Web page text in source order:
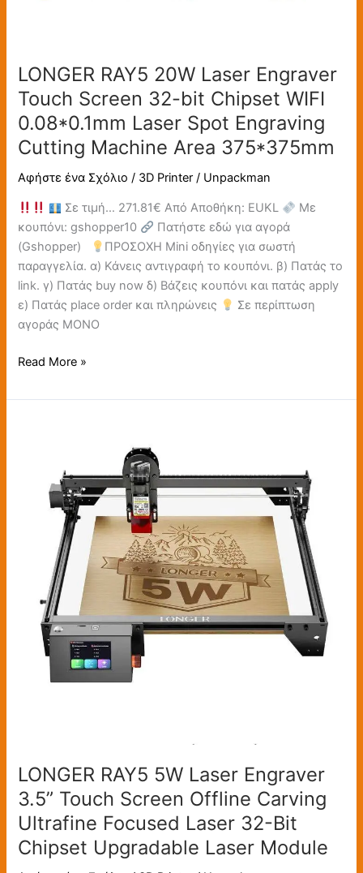
LONGER RAY5 20W Laser Engraver
Touch Screen 32-bit Chipset WIFI
0.08*0.1mm Laser Spot Engraving
Cutting Machine Area 375*375mm
Αφήστε ένα Σχόλιο / 3D Printer / Unpackman
Σε τιμή… 271.81€ Από Αποθήκη: EUKL
Με
κουπόνι: gshopper10
Πατήστε εδώ για αγορά
(Gshopper)
ΠΡΟΣΟΧΗ Mini οδηγίες για σωστή
παραγγελία. α) Κάνεις αντιγραφή το κουπόνι. β) Πατάς το
link. γ) Πατάς buy now δ) Βάζεις κουπόνι και πατάς apply
ε) Πατάς place order και πληρώνεις
Σε περίπτωση
αγοράς ΜΟΝΟ
375*375mm
Read More »
LONGER RAY5 5W Laser Engraver
3.5” Touch Screen Offline Carving
Ultrafine Focused Laser 32-Bit
Chipset Upgradable Laser Module
Engraver
Screen
Offline
Carving
Ultrafine
Focused
Laser
Module